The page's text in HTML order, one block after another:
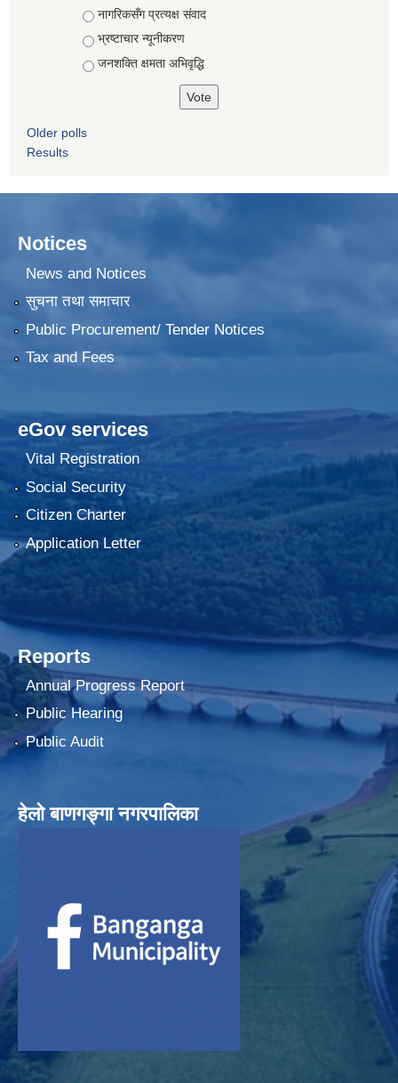
नागरिकसँग प्रत्यक्ष संवाद
भ्रष्टाचार न्यूनीकरण
जनशक्ति क्षमता अभिवृद्धि
Older polls
Results
Notices
News and Notices
सुचना तथा समाचार
Public Procurement/ Tender Notices
Tax and Fees
eGov services
Vital Registration
Social Security
Citizen Charter
Application Letter
Reports
Annual Progress Report
Public Hearing
Public Audit
हेलाे बाणगङ्गा नगरपालिका